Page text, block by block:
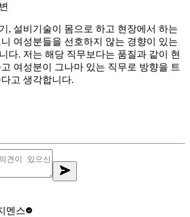
, 설비기술이 몸으로 하고 현장에서 하는
여성분들을 선호하지 않는 경향이 있는
다. 저는 해당 직무보다는 품질과 같이 현
여성분이 그나마 있는 직무로 방향을 트
고 생각합니다.
멘스